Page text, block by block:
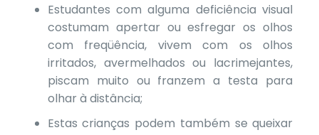
Estudantes com alguma deficiência visual
costumam apertar ou esfregar os olhos
com freqüência, vivem com os olhos
irritados, avermelhados ou lacrimejantes,
piscam muito ou franzem a testa para
olhar à distância;
Estas crianças podem também se queixar